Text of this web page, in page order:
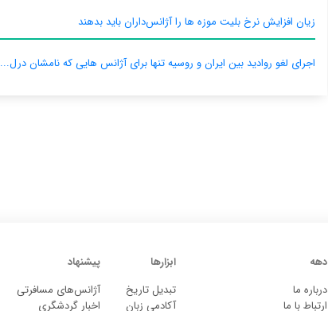
زیان افزایش نرخ بلیت موزه ها را آژانس‌داران باید بدهند
اجرای لغو روادید بین ایران و روسیه تنها برای آژانس‌ هایی که نامشان درل...
دهه
درباره ما
ارتباط با ما
ابزارها
تبدیل تاریخ
آکادمی زبان
پیشنهاد
آژانس‌های مسافرتی
اخبار گردشگری